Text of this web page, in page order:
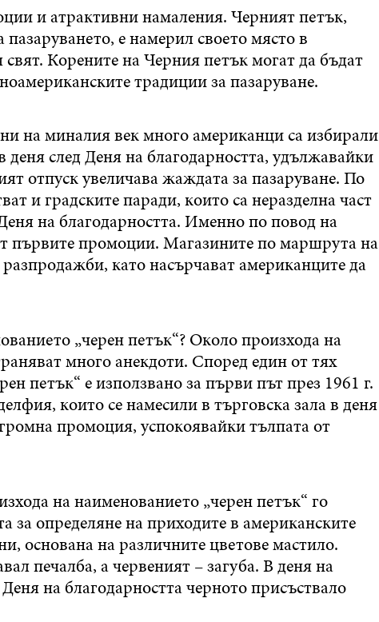
и атрактивни намаления. Черният петък,
е намерил своето място в
Корените на Черния петък могат да бъдат
традиции за пазаруване.
на миналия век много американци са избирали
деня след Деня на благодарността, удължавайки
отпуск увеличава жаждата за пазаруване. По
и градските паради, които са неразделна част
на благодарността. Именно по повод на
първите промоции. Магазините по маршрута на
като насърчават американците да
„черен петък“? Около произхода на
много анекдоти. Според един от тях
петък“ е използвано за първи път през 1961 г.
които се намесили в търговска зала в деня
промоция, успокоявайки тълпата от
на наименованието „черен петък“ го
за определяне на приходите в американските
основана на различните цветове мастило.
печалба, а червеният – загуба. В деня на
на благодарността черното присъствало